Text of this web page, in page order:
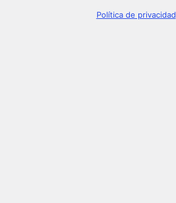
Política de privacidad